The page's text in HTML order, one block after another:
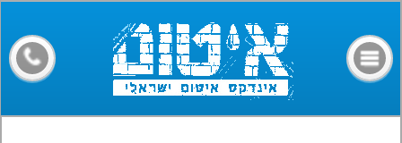
קבלני איטום